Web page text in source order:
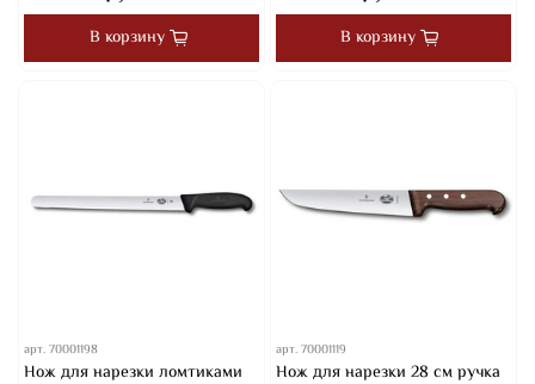
В корзину В корзину
арт.70001198
Нож для нарезки ломтиками
арт.70001119
Нож для нарезки 28 см ручка